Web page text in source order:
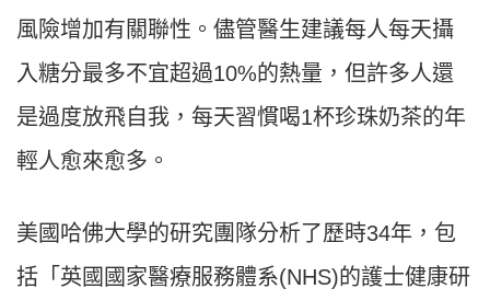
風險增加有關聯性。儘管醫生建議每人每天攝
入糖分最多不宜超過10%的熱量，但許多人還
是過度放飛自我，每天習慣喝1杯珍珠奶茶的年
輕人愈來愈多。
美國哈佛大學的研究團隊分析了歷時34年，包
括「英國國家醫療服務體系(NHS)的護士健康研